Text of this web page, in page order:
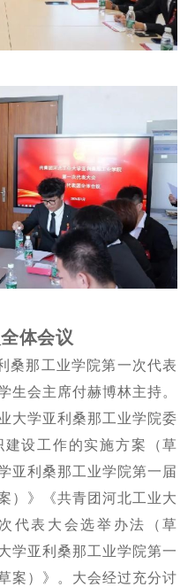
体会议
桑那工业学院第一次代表
生会主席付赫博林主持。
大学亚利桑那工业学院委
设工作的实施方案（草
亚利桑那工业学院第一届
）》《共青团河北工业大
代表大会选举办法（草
学亚利桑那工业学院第一
案）》。大会经过充分讨